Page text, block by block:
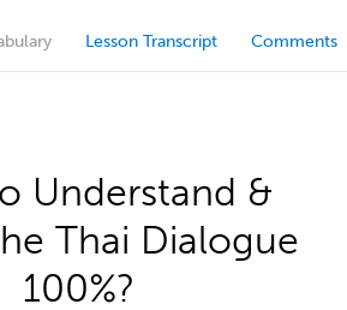
Lesson Transcript Comments
Understand &
Thai Dialogue
100%?